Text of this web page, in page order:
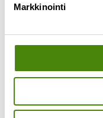
Markkinointi